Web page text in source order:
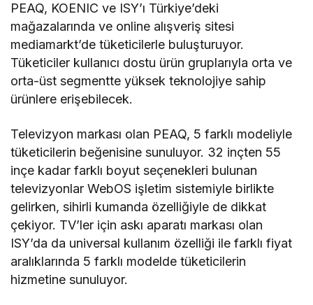
PEAQ, KOENIC ve ISY’ı Türkiye’deki
mağazalarında ve online alışveriş sitesi
mediamarkt’de tüketicilerle buluşturuyor.
Tüketiciler kullanıcı dostu ürün gruplarıyla orta ve
orta-üst segmentte yüksek teknolojiye sahip
ürünlere erişebilecek.
Televizyon markası olan PEAQ, 5 farklı modeliyle
tüketicilerin beğenisine sunuluyor. 32 inçten 55
inçe kadar farklı boyut seçenekleri bulunan
televizyonlar WebOS işletim sistemiyle birlikte
gelirken, sihirli kumanda özelliğiyle de dikkat
çekiyor. TV’ler için askı aparatı markası olan
ISY’da da universal kullanım özelliği ile farklı fiyat
aralıklarında 5 farklı modelde tüketicilerin
hizmetine sunuluyor.